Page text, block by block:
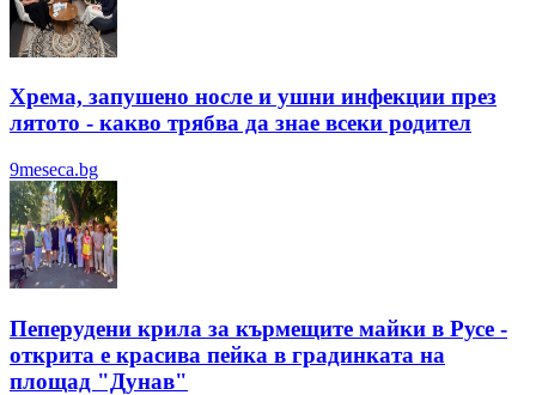
Хрема, запушено носле и ушни инфекции през
лятотo - какво трябва да знае всеки родител
9meseca.bg
Пеперудени крила за кърмещите майки в Русе -
открита е красива пейка в градинката на
площад "Дунав"